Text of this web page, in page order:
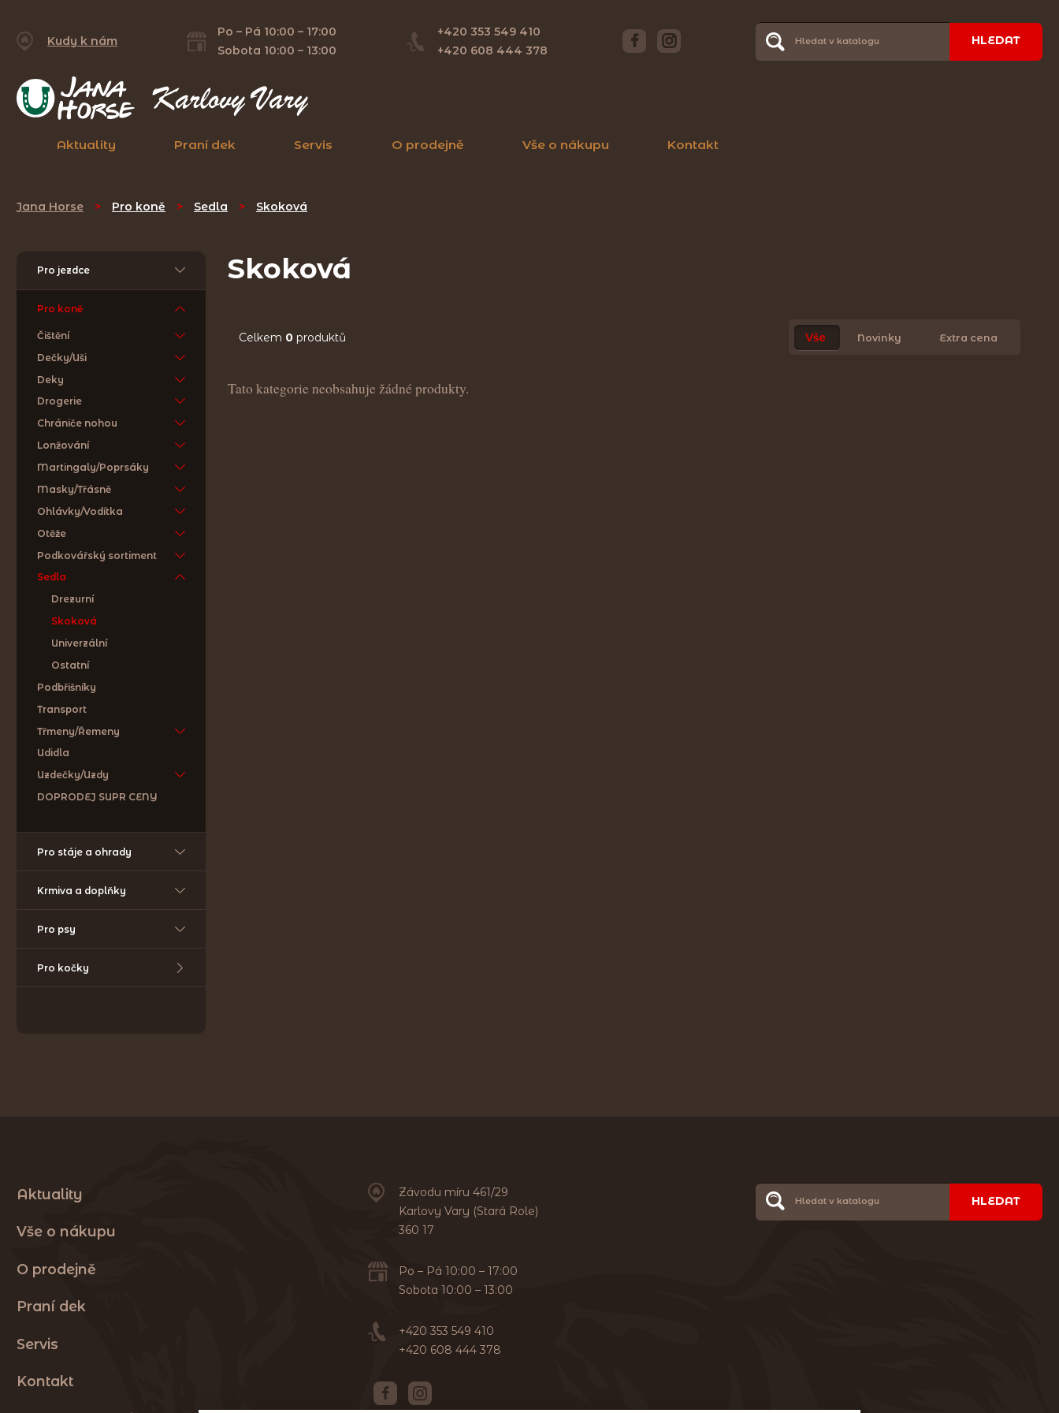
Kudy k nám
Po – Pá 10:00 – 17:00
Sobota 10:00 – 13:00
+420 353 549 410
+420 608 444 378
HLEDAT
Aktuality Praní dek Servis O prodejně Vše o nákupu Kontakt
Jana Horse > Pro koně > Sedla > Skoková
Pro jezdce
Pro koně
Čištění
Dečky/Uši
Deky
Drogerie
Chrániče nohou
Lonžování
Martingaly/Poprsáky
Masky/Třásně
Ohlávky/Vodítka
Otěže
Podkovářský sortiment
Sedla
Drezurní
Skoková
Univerzální
Ostatní
Podbřišníky
Transport
Třmeny/Řemeny
Udidla
Uzdečky/Uzdy
DOPRODEJ SUPR CENY
Pro stáje a ohrady
Krmiva a doplňky
Pro psy
Pro kočky
Skoková
Celkem 0 produktů Vše Novinky Extra cena
Tato kategorie neobsahuje žádné produkty.
Aktuality
Vše o nákupu
O prodejně
Praní dek
Servis
Kontakt
Závodu míru 461/29
Karlovy Vary (Stará Role)
360 17
Po – Pá 10:00 – 17:00
Sobota 10:00 – 13:00
+420 353 549 410
+420 608 444 378
HLEDAT